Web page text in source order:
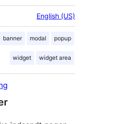
English (US)
banner modal popup
widget widget area